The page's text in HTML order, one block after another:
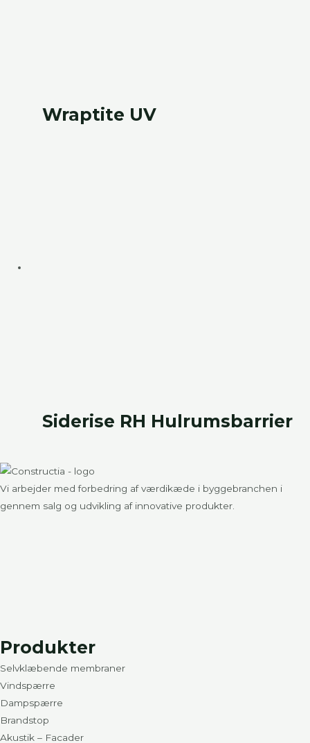
Wraptite UV
Siderise RH Hulrumsbarrier
Vi arbejder med forbedring af værdikæde i byggebranchen i
gennem salg og udvikling af innovative produkter.
Produkter
Selvklæbende membraner
Vindspærre
Dampspærre
Brandstop
Akustik – Facader